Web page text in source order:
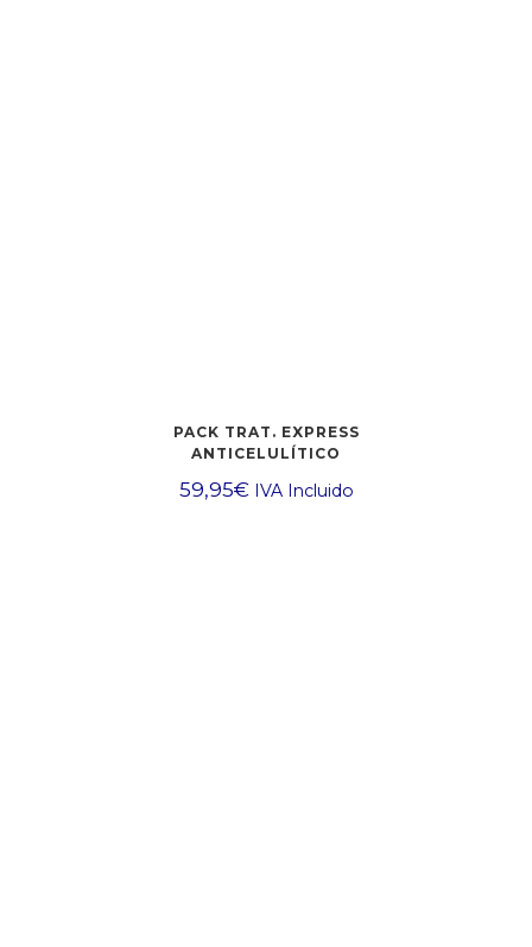
PACK TRAT. EXPRESS
ANTICELULÍTICO
59,95€ IVA Incluido